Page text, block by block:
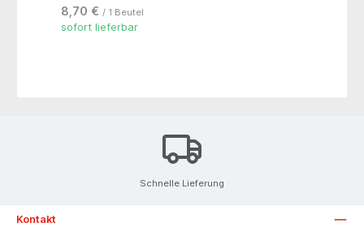
8,70 € / 1 Beutel
sofort lieferbar
Schnelle Lieferung
Kontakt